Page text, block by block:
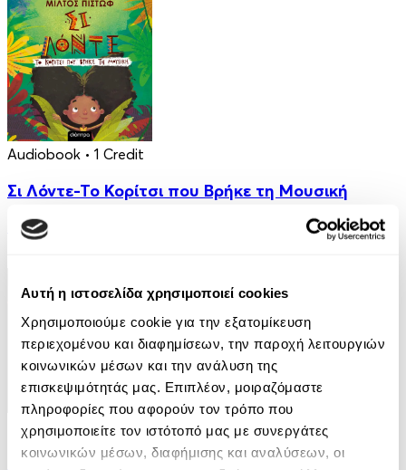
Αυτή η ιστοσελίδα χρησιμοποιεί cookies
Χρησιμοποιούμε cookie για την εξατομίκευση
περιεχομένου και διαφημίσεων, την παροχή λειτουργιών
κοινωνικών μέσων και την ανάλυση της
επισκεψιμότητάς μας. Επιπλέον, μοιραζόμαστε
πληροφορίες που αφορούν τον τρόπο που
χρησιμοποιείτε τον ιστότοπό μας με συνεργάτες
κοινωνικών μέσων, διαφήμισης και αναλύσεων, οι
Audiobook • 1 Credit
Σι Λόντε-Το Κορίτσι που Βρήκε τη Μουσική
Μίλτος Πιστώφ
eBook
Μια υπόθεση για τον ντετέκτιβ Κλουζ 8: Η